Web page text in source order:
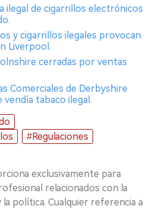
ilegal de cigarrillos electrónicos
y cigarrillos ilegales provocan
Liverpool.
cerradas por ventas
Comerciales de Derbyshire
tabaco ilegal.
#Regulaciones
exclusivamente para
relacionados con la
política. Cualquier referencia a